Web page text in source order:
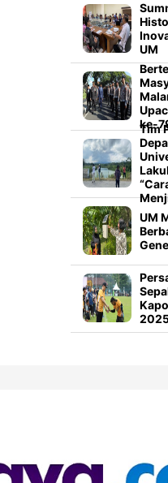
UM
ke-
Tim
UM